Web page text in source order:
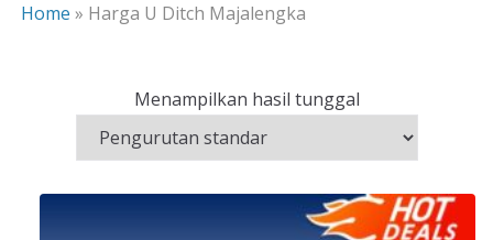
Home » Harga U Ditch Majalengka
Menampilkan hasil tunggal